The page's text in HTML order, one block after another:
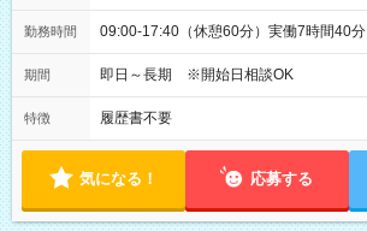
勤務時間 09:00-17:40（休憩60分）実働7時間40分
期間 即日～長期 ※開始日相談OK
特徴 履歴書不要
気になる！ 応募する